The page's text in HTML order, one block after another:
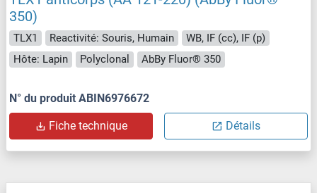
350)
TLX1 Reactivité: Souris, Humain
WB, IF (cc), IF (p)
Hôte: Lapin
Polyclonal AbBy Fluor® 350
N° du produit ABIN6976672
Fiche technique Détails